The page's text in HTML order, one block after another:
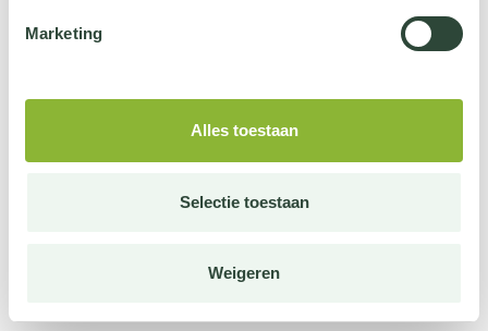
Marketing
Alles toestaan
Selectie toestaan
Weigeren